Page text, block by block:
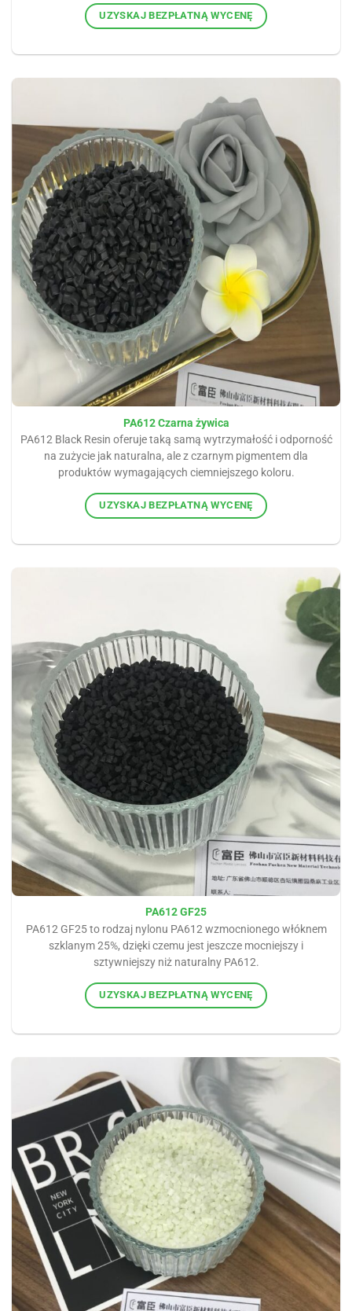
UZYSKAJ BEZPŁATNĄ WYCENĘ
PA612 Czarna żywica
PA612 Black Resin oferuje taką samą wytrzymałość i odporność
na zużycie jak naturalna, ale z czarnym pigmentem dla
produktów wymagających ciemniejszego koloru.
UZYSKAJ BEZPŁATNĄ WYCENĘ
PA612 GF25
PA612 GF25 to rodzaj nylonu PA612 wzmocnionego włóknem
szklanym 25%, dzięki czemu jest jeszcze mocniejszy i
sztywniejszy niż naturalny PA612.
UZYSKAJ BEZPŁATNĄ WYCENĘ